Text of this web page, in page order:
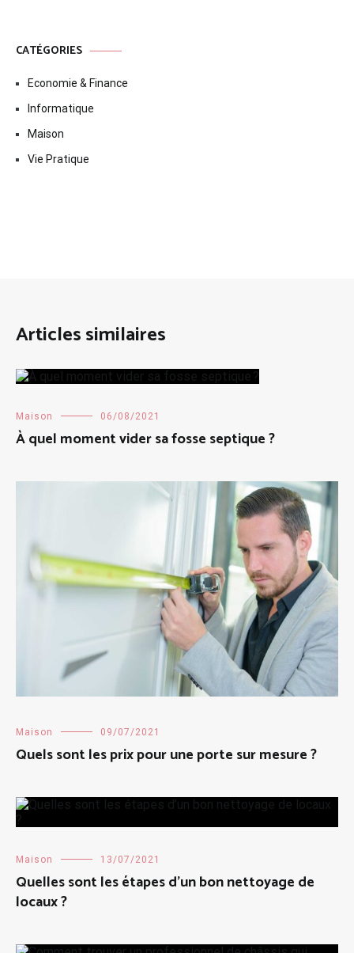
CATÉGORIES
Economie & Finance
Informatique
Maison
Vie Pratique
Articles similaires
Maison 06/08/2021
À quel moment vider sa fosse septique ?
Maison 09/07/2021
Quels sont les prix pour une porte sur mesure ?
Maison 13/07/2021
Quelles sont les étapes d’un bon nettoyage de
locaux ?